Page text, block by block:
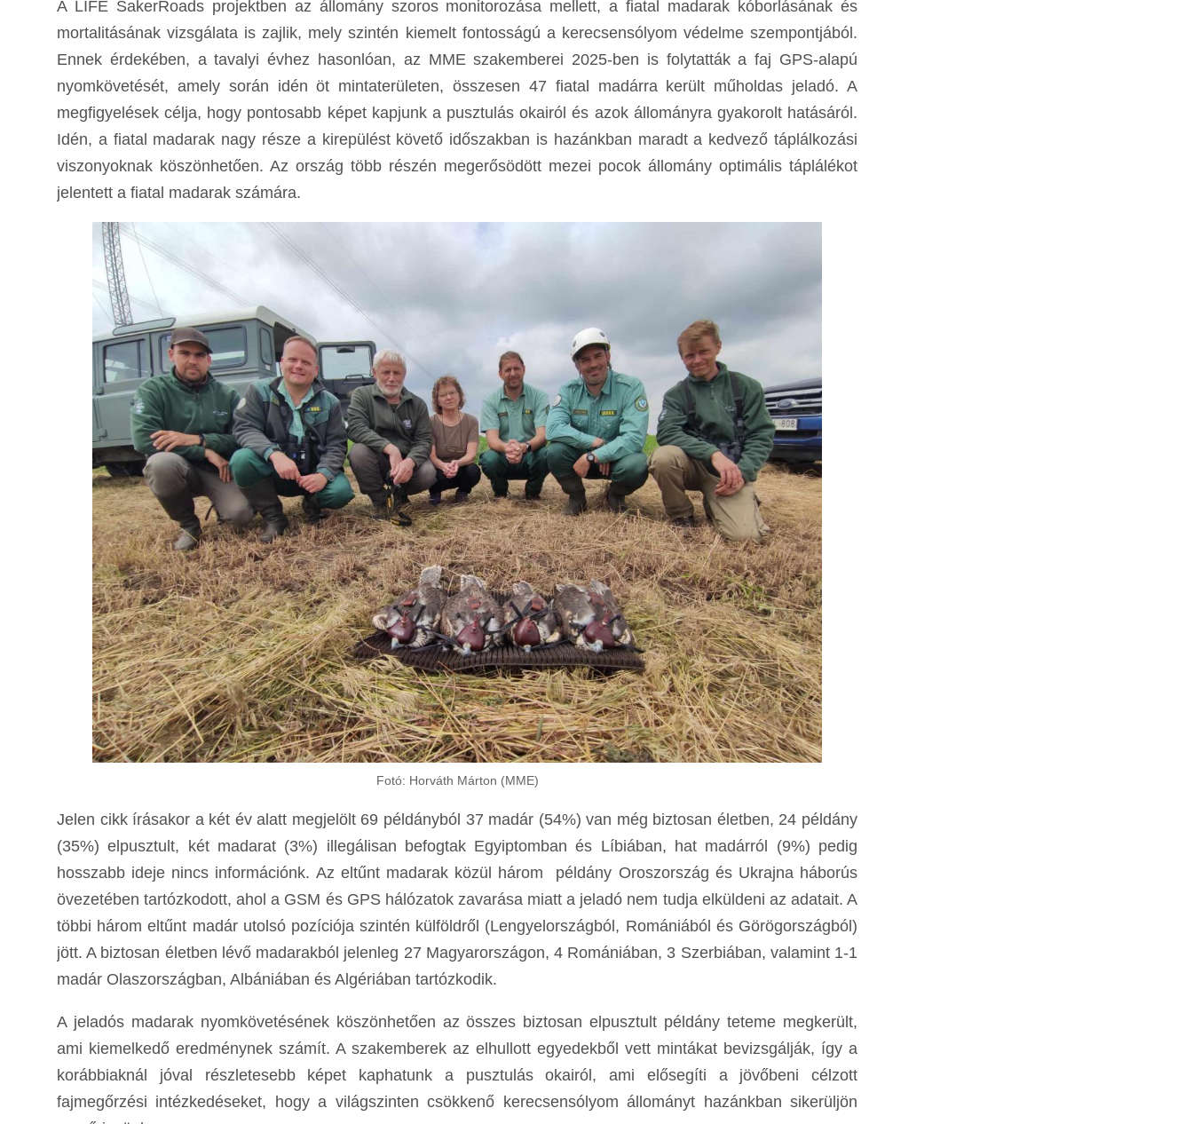
A LIFE SakerRoads projektben az állomány szoros monitorozása mellett, a fiatal madarak kóborlásának és
mortalitásának vizsgálata is zajlik, mely szintén kiemelt fontosságú a kerecsensólyom védelme szempontjából.
Ennek érdekében, a tavalyi évhez hasonlóan, az MME szakemberei 2025-ben is folytatták a faj GPS-alapú
nyomkövetését, amely során idén öt mintaterületen, összesen 47 fiatal madárra került műholdas jeladó. A
megfigyelések célja, hogy pontosabb képet kapjunk a pusztulás okairól és azok állományra gyakorolt hatásáról.
Idén, a fiatal madarak nagy része a kirepülést követő időszakban is hazánkban maradt a kedvező táplálkozási
viszonyoknak köszönhetően. Az ország több részén megerősödött mezei pocok állomány optimális táplálékot
jelentett a fiatal madarak számára.
Fotó: Horváth Márton (MME)
Jelen cikk írásakor a két év alatt megjelölt 69 példányból 37 madár (54%) van még biztosan életben, 24 példány
(35%) elpusztult, két madarat (3%) illegálisan befogtak Egyiptomban és Líbiában, hat madárról (9%) pedig
hosszabb ideje nincs információnk. Az eltűnt madarak közül három példány Oroszország és Ukrajna háborús
övezetében tartózkodott, ahol a GSM és GPS hálózatok zavarása miatt a jeladó nem tudja elküldeni az adatait. A
többi három eltűnt madár utolsó pozíciója szintén külföldről (Lengyelországból, Romániából és Görögországból)
jött. A biztosan életben lévő madarakból jelenleg 27 Magyarországon, 4 Romániában, 3 Szerbiában, valamint 1-1
madár Olaszországban, Albániában és Algériában tartózkodik.
A jeladós madarak nyomkövetésének köszönhetően az összes biztosan elpusztult példány teteme megkerült,
ami kiemelkedő eredménynek számít. A szakemberek az elhullott egyedekből vett mintákat bevizsgálják, így a
korábbiaknál jóval részletesebb képet kaphatunk a pusztulás okairól, ami elősegíti a jövőbeni célzott
fajmegőrzési intézkedéseket, hogy a világszinten csökkenő kerecsensólyom állományt hazánkban sikerüljön